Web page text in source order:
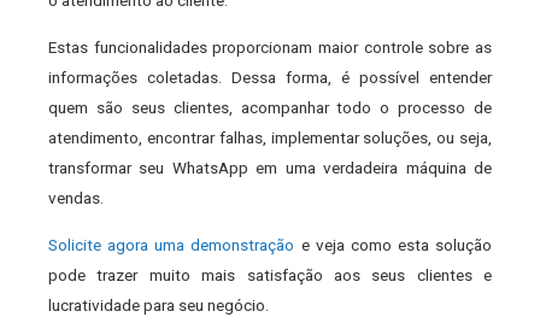
Estas funcionalidades proporcionam maior controle sobre as
informações coletadas. Dessa forma, é possível entender
quem são seus clientes, acompanhar todo o processo de
atendimento, encontrar falhas, implementar soluções, ou seja,
transformar seu WhatsApp em uma verdadeira máquina de
vendas.
Solicite agora uma demonstração e veja como esta solução
pode trazer muito mais satisfação aos seus clientes e
lucratividade para seu negócio.